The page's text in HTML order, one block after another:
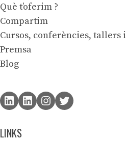
Què t’oferim ?
Compartim
Cursos, conferències, tallers
Premsa
Blog
LINKS